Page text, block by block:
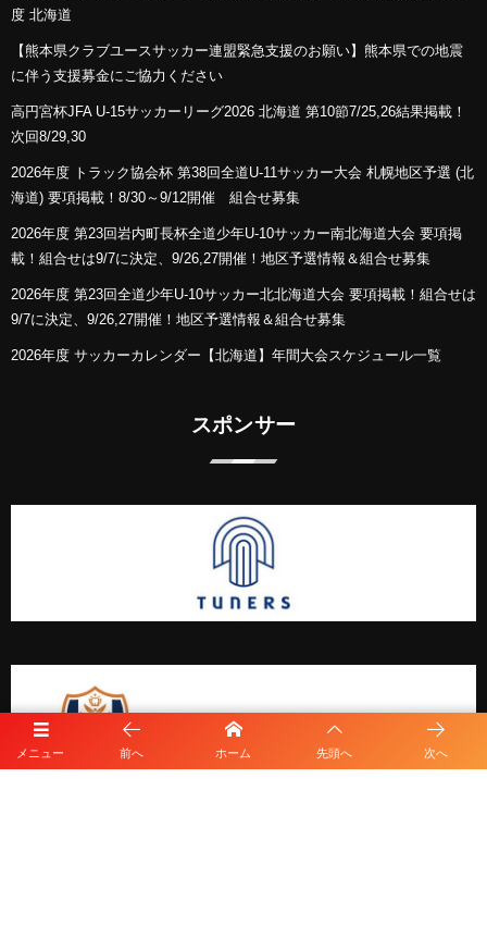
メニュー 前へ ホーム 先頭へ 次へ
度 北海道
【熊本県クラブユースサッカー連盟緊急支援のお願い】熊本県での地震
に伴う支援募金にご協力ください
高円宮杯JFA U-15サッカーリーグ2026 北海道 第10節7/25,26結果掲載！
次回8/29,30
2026年度 トラック協会杯 第38回全道U-11サッカー大会 札幌地区予選 (北
海道) 要項掲載！8/30～9/12開催 組合せ募集
2026年度 第23回岩内町長杯全道少年U-10サッカー南北海道大会 要項掲
載！組合せは9/7に決定、9/26,27開催！地区予選情報＆組合せ募集
2026年度 第23回全道少年U-10サッカー北北海道大会 要項掲載！組合せは
9/7に決定、9/26,27開催！地区予選情報＆組合せ募集
2026年度 サッカーカレンダー【北海道】年間大会スケジュール一覧
スポンサー